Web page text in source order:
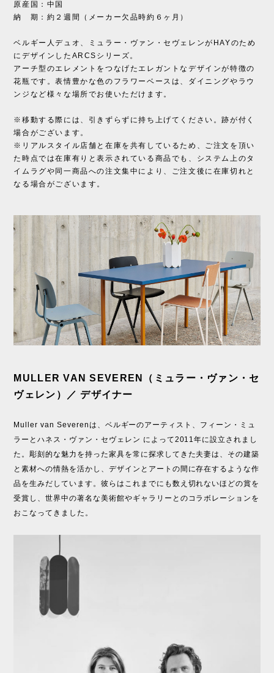
原産国：中国
納 期：約２週間（メーカー欠品時約６ヶ月）
ベルギー人デュオ、ミュラー・ヴァン・セヴェレンがHAYのため
にデザインしたARCSシリーズ。
アーチ型のエレメントをつなげたエレガントなデザインが特徴の
花瓶です。表情豊かな色のフラワーベースは、ダイニングやラウ
ンジなど様々な場所でお使いただけます。
※移動する際には、引きずらずに持ち上げてください。跡が付く
場合がございます。
※リアルスタイル店舗と在庫を共有しているため、ご注文を頂い
た時点では在庫有りと表示されている商品でも、システム上のタ
イムラグや同一商品への注文集中により、ご注文後に在庫切れと
なる場合がございます。
MULLER VAN SEVEREN（ミュラー・ヴァン・セ
ヴェレン）／ デザイナー
Muller van Severenは、ベルギーのアーティスト、フィーン・ミュ
ラーとハネス・ヴァン・セヴェレン によって2011年に設立されまし
た。彫刻的な魅力を持った家具を常に探求してきた夫妻は、その建築
と素材への情熱を活かし、デザインとアートの間に存在するような作
品を生みだしています。彼らはこれまでにも数え切れないほどの賞を
受賞し、世界中の著名な美術館やギャラリーとのコラボレーションを
おこなってきました。